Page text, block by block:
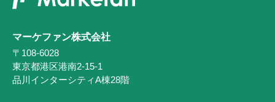
マーケファン株式会社
〒108-6028
東京都港区港南2-15-1
品川インターシティA棟28階